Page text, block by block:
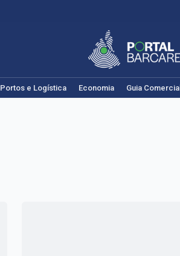
Portos e Logística Economia Guia Comercial